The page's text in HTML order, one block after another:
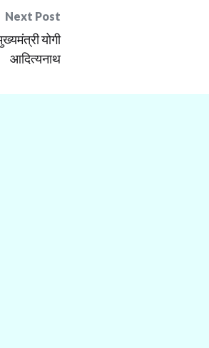
Next Post
योगी
आदित्यनाथ